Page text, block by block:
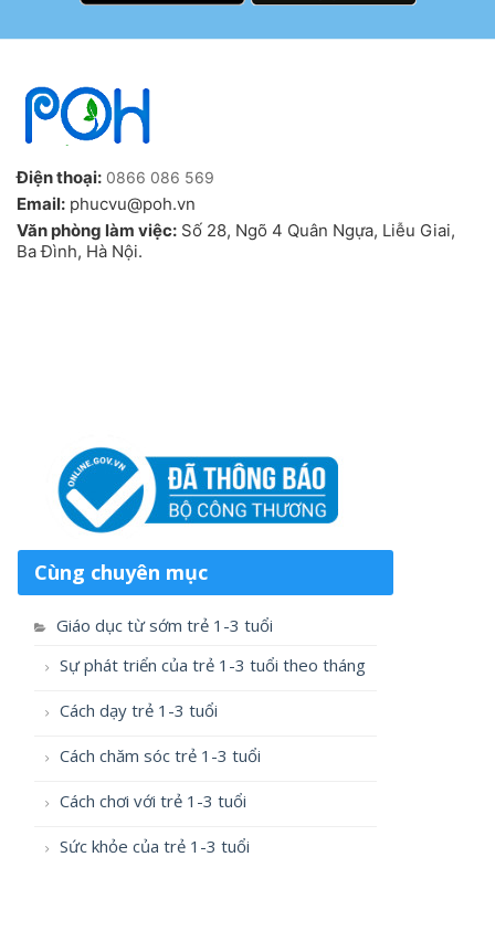
Điện thoại: 0866 086 569
Email: phucvu@poh.vn
Văn phòng làm việc: Số 28, Ngõ 4 Quân Ngựa, Liễu Giai,
Ba Đình, Hà Nội.
Cùng chuyên mục
Giáo dục từ sớm trẻ 1-3 tuổi
Sự phát triển của trẻ 1-3 tuổi theo tháng
Cách dạy trẻ 1-3 tuổi
Cách chăm sóc trẻ 1-3 tuổi
Cách chơi với trẻ 1-3 tuổi
Sức khỏe của trẻ 1-3 tuổi